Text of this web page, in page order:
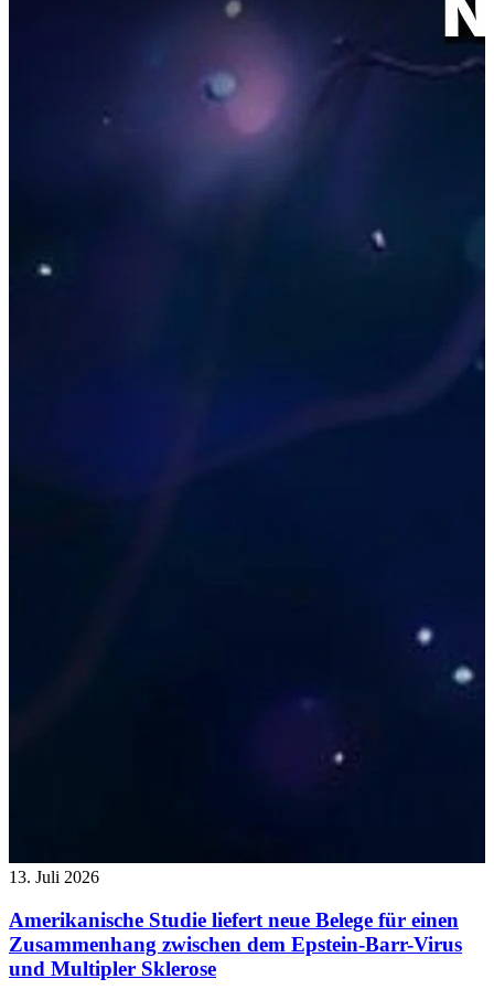
13. Juli 2026
Amerikanische Studie liefert neue Belege für einen
Zusammenhang zwischen dem Epstein-Barr-Virus
und Multipler Sklerose